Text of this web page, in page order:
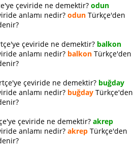
çeviride ne demektir? odun
anlamı nedir? odun Türkçe'den
çeviride ne demektir? balkon
anlamı nedir? balkon Türkçe'den
çeviride ne demektir? buğday
anlamı nedir? buğday Türkçe'den
çeviride ne demektir? akrep
anlamı nedir? akrep Türkçe'den